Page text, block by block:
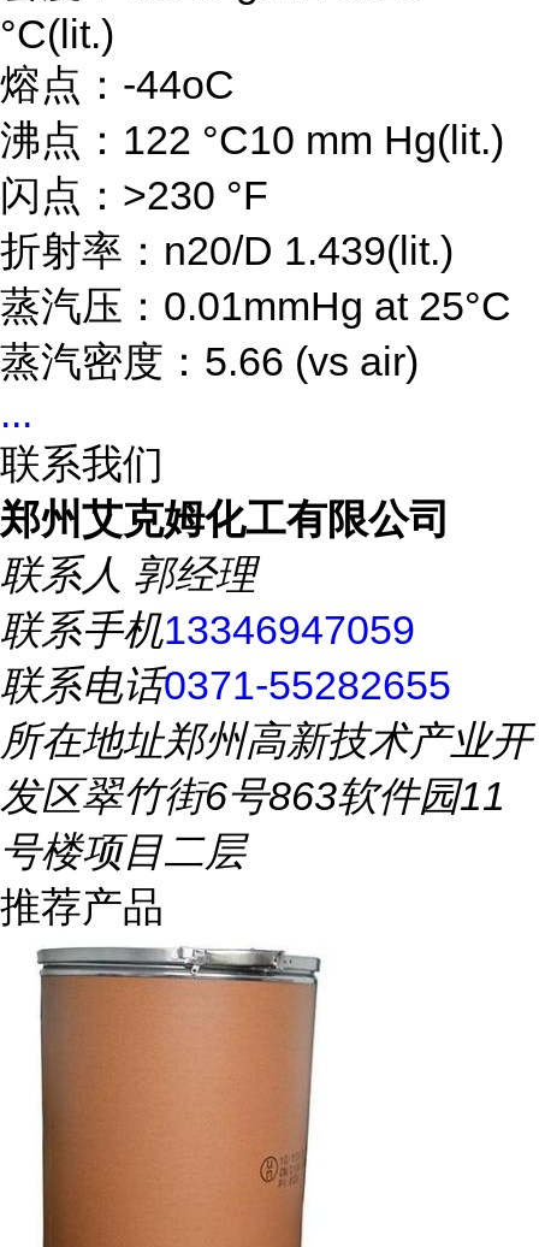
°C(lit.)
熔点：-44oC
沸点：122 °C10 mm Hg(lit.)
闪点：>230 °F
折射率：n20/D 1.439(lit.)
蒸汽压：0.01mmHg at 25°C
蒸汽密度：5.66 (vs air)
...
联系我们
郑州艾克姆化工有限公司
联系人 郭经理
联系手机13346947059
联系电话0371-55282655
所在地址郑州高新技术产业开
发区翠竹街6号863软件园11
号楼项目二层
推荐产品